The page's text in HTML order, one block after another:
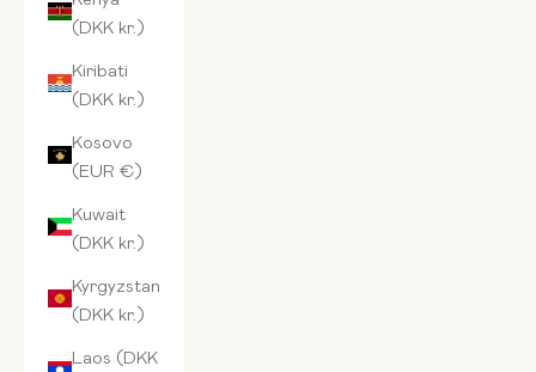
(DKK kr.)
Kiribati
(DKK kr.)
Kosovo
(EUR €)
Kuwait
(DKK kr.)
Kyrgyzstan
(DKK kr.)
Laos (DKK